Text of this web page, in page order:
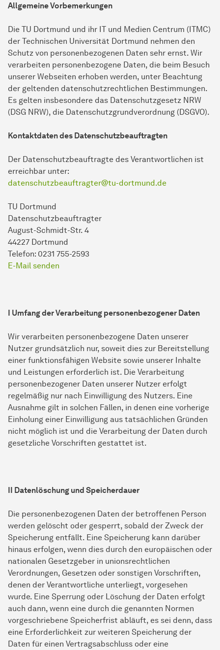
Allgemeine Vorbemerkungen
Die TU Dortmund und ihr IT und Medien Centrum (ITMC)
der Technischen Universität Dortmund nehmen den
Schutz von personenbezogenen Daten sehr ernst. Wir
verarbeiten personenbezogene Daten, die beim Besuch
unserer Webseiten erhoben werden, unter Beachtung
der geltenden datenschutzrechtlichen Bestimmungen.
Es gelten insbesondere das Datenschutzgesetz NRW
(DSG NRW), die Datenschutzgrundverordnung (DSGVO).
Kontaktdaten des Datenschutzbeauftragten
Der Datenschutzbeauftragte des Verantwortlichen ist
erreichbar unter:
datenschutzbeauftragter@tu-dortmund.de
TU Dortmund
Datenschutzbeauftragter
August-Schmidt-Str. 4
44227 Dortmund
Telefon: 0231 755-2593
E-Mail senden
I Umfang der Verarbeitung personenbezogener Daten
Wir verarbeiten personenbezogene Daten unserer
Nutzer grundsätzlich nur, soweit dies zur Bereitstellung
einer funktionsfähigen Website sowie unserer Inhalte
und Leistungen erforderlich ist. Die Verarbeitung
personenbezogener Daten unserer Nutzer erfolgt
regelmäßig nur nach Einwilligung des Nutzers. Eine
Ausnahme gilt in solchen Fällen, in denen eine vorherige
Einholung einer Einwilligung aus tatsächlichen Gründen
nicht möglich ist und die Verarbeitung der Daten durch
gesetzliche Vorschriften gestattet ist.
II Datenlöschung und Speicherdauer
Die personenbezogenen Daten der betroffenen Person
werden gelöscht oder gesperrt, sobald der Zweck der
Speicherung entfällt. Eine Speicherung kann darüber
hinaus erfolgen, wenn dies durch den europäischen oder
nationalen Gesetzgeber in unionsrechtlichen
Verordnungen, Gesetzen oder sonstigen Vorschriften,
denen der Verantwortliche unterliegt, vorgesehen
wurde. Eine Sperrung oder Löschung der Daten erfolgt
auch dann, wenn eine durch die genannten Normen
vorgeschriebene Speicherfrist abläuft, es sei denn, dass
eine Erforderlichkeit zur weiteren Speicherung der
Daten für einen Vertragsabschluss oder eine